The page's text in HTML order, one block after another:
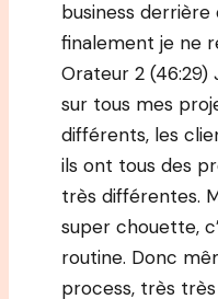
business
finalement je ne
Orateur 2 (46:29)
sur tous mes
différents, les
ils ont tous des
très différentes.
super chouette,
routine. Donc
process, très